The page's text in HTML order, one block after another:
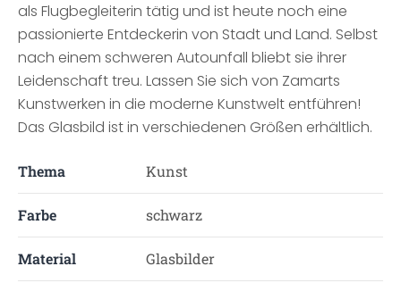
als Flugbegleiterin tätig und ist heute noch eine
passionierte Entdeckerin von Stadt und Land. Selbst
nach einem schweren Autounfall bliebt sie ihrer
Leidenschaft treu. Lassen Sie sich von Zamarts
Kunstwerken in die moderne Kunstwelt entführen!
Das Glasbild ist in verschiedenen Größen erhältlich.
Thema Kunst
Farbe schwarz
Material Glasbilder